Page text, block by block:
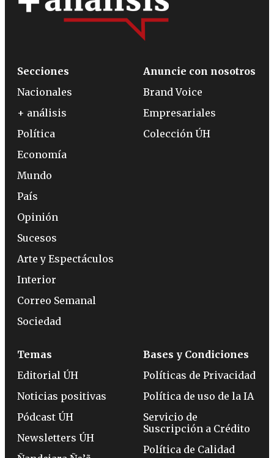
Secciones
Nacionales
+ análisis
Política
Economía
Mundo
País
Opinión
Sucesos
Arte y Espectáculos
Interior
Correo Semanal
Sociedad
Anuncie con nosotros
Brand Voice
Empresariales
Colección ÚH
Temas
Editorial ÚH
Noticias positivas
Pódcast ÚH
Newsletters ÚH
Bases y Condiciones
Políticas de Privacidad
Política de uso de la IA
Servicio de
Suscripción a Crédito
Política de Calidad